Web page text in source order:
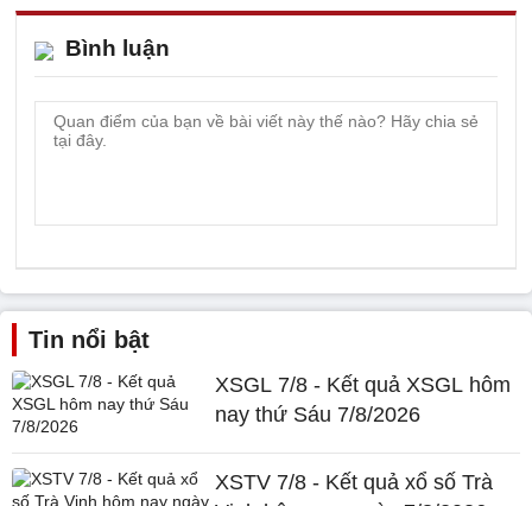
Bình luận
Tin nổi bật
XSGL 7/8 - Kết quả XSGL hôm
nay thứ Sáu 7/8/2026
XSTV 7/8 - Kết quả xổ số Trà